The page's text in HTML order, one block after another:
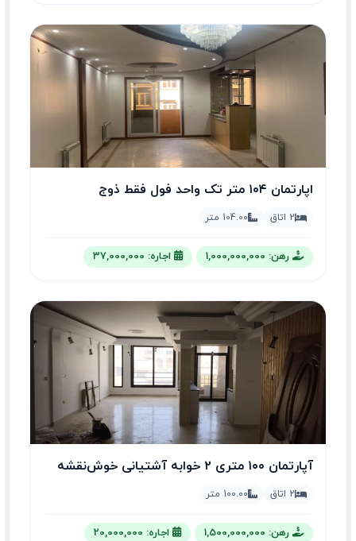
اپارتمان ۱۰۴ متر تک واحد فول فقط ذوج
2 اتاق 104.00 متر
رهن: 1,000,000,000 اجاره: 37,000,000
آپارتمان ۱۰۰ متری ۲ خوابه آشتیانی خوش‌نقشه
2 اتاق 100.00 متر
رهن: 1,500,000,000 اجاره: 20,000,000